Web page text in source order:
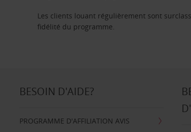
Les clients louant régulièrement sont
fidélité du programme.
BESOIN D'AIDE?
PROGRAMME D'AFFILIATION AVIS